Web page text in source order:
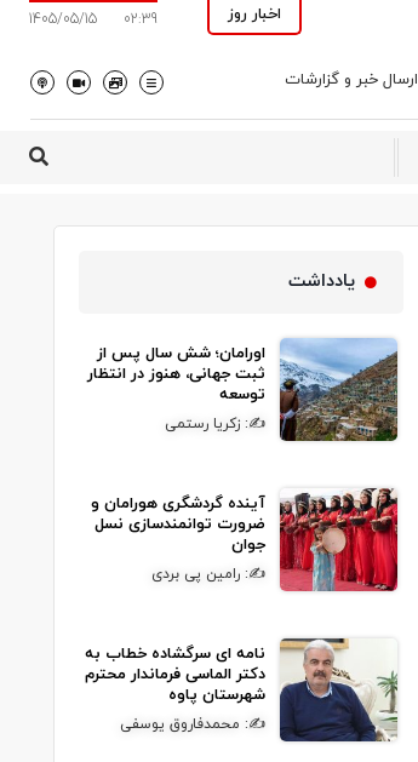
اخبار روز 02:39
1405/05/15
ارسال خبر و گزارشات
یادداشت
اورامان؛ شش سال پس از
ثبت جهانی، هنوز در انتظار
توسعه
✍: زکریا رستمی
آینده گردشگری هورامان و
ضرورت توانمندسازی نسل
جوان
✍: رامین پی بردی
نامه ای سرگشاده خطاب به
دکتر الماسی فرماندار محترم
شهرستان پاوه
✍: محمدفاروق یوسفی